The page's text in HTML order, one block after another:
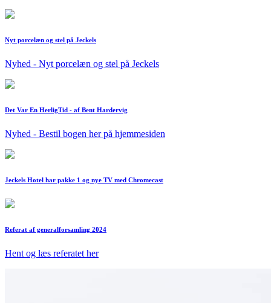
Nyt porcelæn og stel på Jeckels
Nyhed - Nyt porcelæn og stel på Jeckels
Det Var En HerligTid - af Bent Hardervig
Nyhed - Bestil bogen her på hjemmesiden
Jeckels Hotel har pakke 1 og nye TV med Chromecast
Referat af generalforsamling 2024
Hent og læs referatet her